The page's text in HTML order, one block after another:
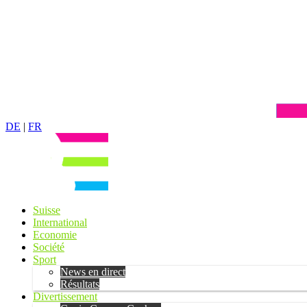
DE | FR
Suisse
International
Economie
Société
Sport
News en direct
Résultats
Divertissement